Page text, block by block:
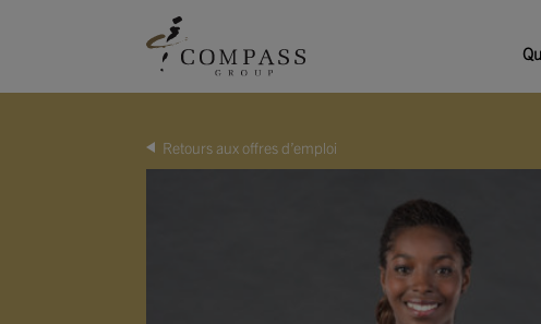
Retours aux offres d’emploi